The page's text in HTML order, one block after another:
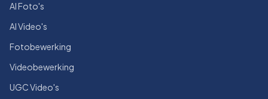
AI Foto's
AI Video's
Fotobewerking
Videobewerking
UGC Video's